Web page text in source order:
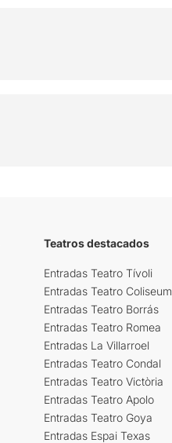
Teatros destacados
Entradas Teatro Tívoli
Entradas Teatro Coliseum
Entradas Teatro Borrás
Entradas Teatro Romea
Entradas La Villarroel
Entradas Teatro Condal
Entradas Teatro Victòria
Entradas Teatro Apolo
Entradas Teatro Goya
Entradas Espai Texas